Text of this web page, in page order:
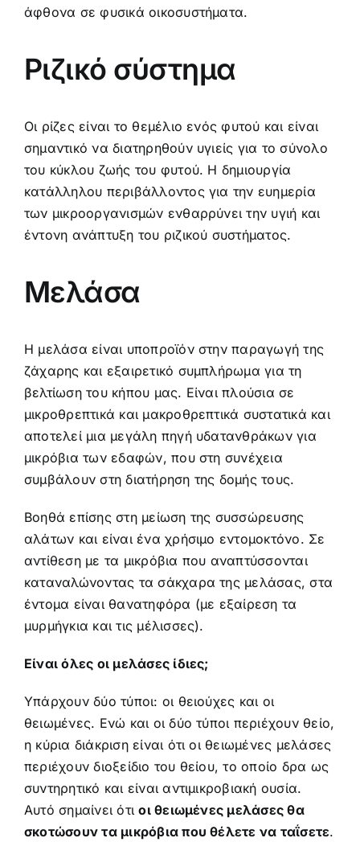
άφθονα σε φυσικά οικοσυστήματα.
Ριζικό σύστημα
Οι ρίζες είναι το θεμέλιο ενός φυτού και είναι
σημαντικό να διατηρηθούν υγιείς για το σύνολο
του κύκλου ζωής του φυτού. Η δημιουργία
κατάλληλου περιβάλλοντος για την ευημερία
των μικροοργανισμών ενθαρρύνει την υγιή και
έντονη ανάπτυξη του ριζικού συστήματος.
Μελάσα
Η μελάσα είναι υποπροϊόν στην παραγωγή της
ζάχαρης και εξαιρετικό συμπλήρωμα για τη
βελτίωση του κήπου μας. Είναι πλούσια σε
μικροθρεπτικά και μακροθρεπτικά συστατικά και
αποτελεί μια μεγάλη πηγή υδατανθράκων για
μικρόβια των εδαφών, που στη συνέχεια
συμβάλουν στη διατήρηση της δομής τους.
Βοηθά επίσης στη μείωση της συσσώρευσης
αλάτων και είναι ένα χρήσιμο εντομοκτόνο. Σε
αντίθεση με τα μικρόβια που αναπτύσσονται
καταναλώνοντας τα σάκχαρα της μελάσας, στα
έντομα είναι θανατηφόρα (με εξαίρεση τα
μυρμήγκια και τις μέλισσες).
Eίναι όλες οι μελάσες ίδιες;
Υπάρχουν δύο τύποι: οι θειούχες και οι
θειωμένες. Ενώ και οι δύο τύποι περιέχουν θείο,
η κύρια διάκριση είναι ότι οι θειωμένες μελάσες
περιέχουν διοξείδιο του θείου, το οποίο δρα ως
συντηρητικό και είναι αντιμικροβιακή ουσία.
Αυτό σημαίνει ότιοι θειωμένες μελάσες θα
σκοτώσουν τα μικρόβια που θέλετε να ταΐσετε.